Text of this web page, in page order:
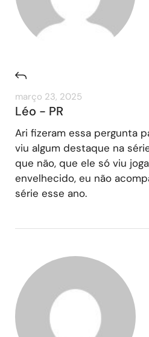
março 23, 2025
Léo - PR
Ari fizeram essa pergunta
viu algum destaque na
que não, que ele só viu
envelhecido, eu não
série esse ano.